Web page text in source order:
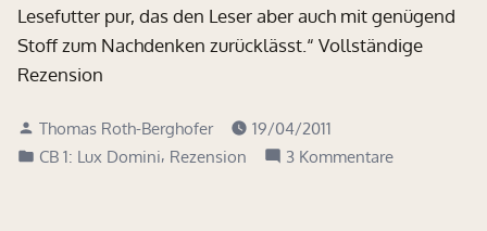
Lesefutter pur, das den Leser aber auch mit genügend
Stoff zum Nachdenken zurücklässt.“ Vollständige
Rezension
Verfasst
von
Thomas Roth-Berghofer
19/04/2011
Veröffentlicht
CB 1: Lux Domini, Rezension 3 Kommentarezu